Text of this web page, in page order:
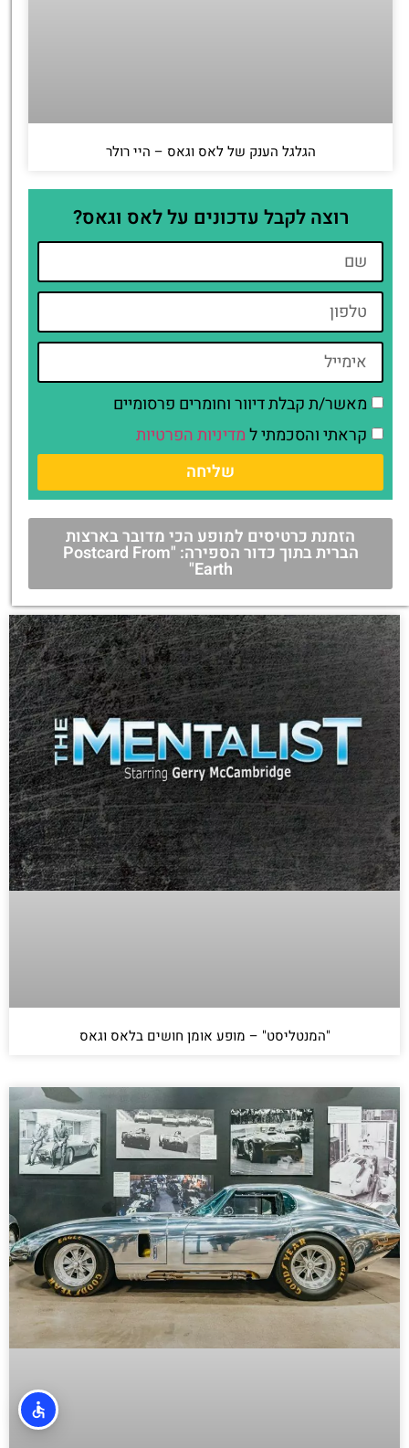
הגלגל הענק של לאס וגאס – היי רולר
רוצה לקבל עדכונים על לאס וגאס?
מאשר/ת קבלת דיוור וחומרים פרסומיים
קראתי והסכמתי למדיניות הפרטיות
שליחה
הזמנת כרטיסים למופע הכי מדובר בארצות
הברית בתוך כדור הספירה: "Postcard From
Earth"
"המנטליסט" – מופע אומן חושים בלאס וגאס